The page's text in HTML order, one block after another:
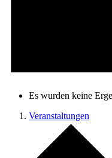
Es wurden keine
Veranstaltungen